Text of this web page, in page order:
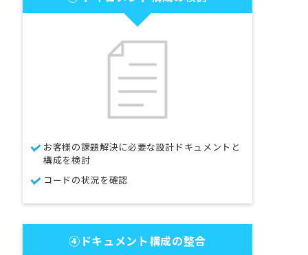
お客様の課題解決に必要な設計ドキュメントと
構成を検討
コードの状況を確認
④ドキュメント構成の整合